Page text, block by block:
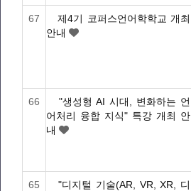
67
제4기 코퍼스언어학학교 개최
안내
66
"생성형 AI 시대, 변화하는 언
어처리 융합 지식" 특강 개최 안
내
65
"디지털 기술(AR, VR, XR, 디